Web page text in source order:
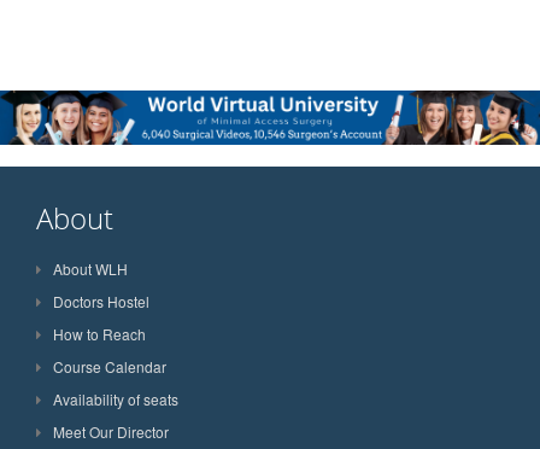
About
About WLH
Doctors Hostel
How to Reach
Course Calendar
Availability of seats
Meet Our Director